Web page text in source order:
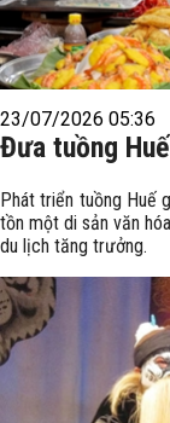
23/07/2026 05:36
Đưa tuồng
Phát triển tuồng Huế
tồn một di sản văn
du lịch tăng trưởng.